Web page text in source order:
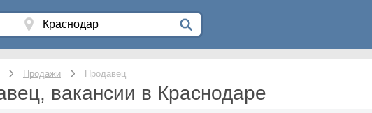
Продажи Продавец
вакансии в Краснодаре